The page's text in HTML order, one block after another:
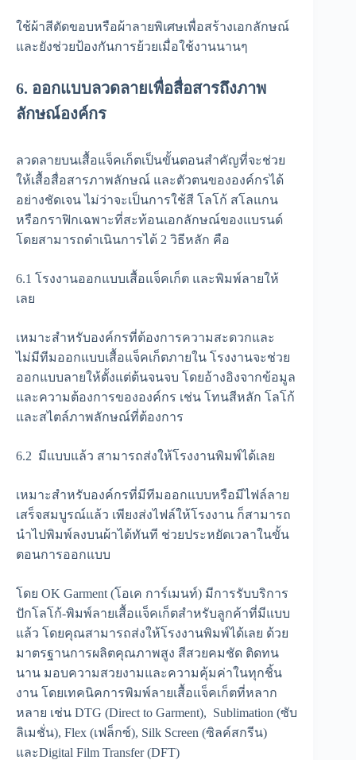
ใช้ผ้าสีตัดขอบหรือผ้าลายพิเศษเพื่อสร้างเอกลักษณ์
และยังช่วยป้องกันการย้วยเมื่อใช้งานนานๆ
6. ออกแบบลวดลายเพื่อสื่อสารถึงภาพ
ลักษณ์องค์กร
ลวดลายบนเสื้อแจ็คเก็ตเป็นขั้นตอนสำคัญที่จะช่วย
ให้เสื้อสื่อสารภาพลักษณ์ และตัวตนขององค์กรได้
อย่างชัดเจน ไม่ว่าจะเป็นการใช้สี โลโก้ สโลแกน
หรือกราฟิกเฉพาะที่สะท้อนเอกลักษณ์ของแบรนด์
โดยสามารถดำเนินการได้ 2 วิธีหลัก คือ
6.1 โรงงานออกแบบเสื้อแจ็คเก็ต และพิมพ์ลายให้
เลย
เหมาะสำหรับองค์กรที่ต้องการความสะดวกและ
ไม่มีทีมออกแบบเสื้อแจ็คเก็ตภายใน โรงงานจะช่วย
ออกแบบลายให้ตั้งแต่ต้นจนจบ โดยอ้างอิงจากข้อมูล
และความต้องการขององค์กร เช่น โทนสีหลัก โลโก้
และสไตล์ภาพลักษณ์ที่ต้องการ
6.2 มีแบบแล้ว สามารถส่งให้โรงงานพิมพ์ได้เลย
เหมาะสำหรับองค์กรที่มีทีมออกแบบหรือมีไฟล์ลาย
เสร็จสมบูรณ์แล้ว เพียงส่งไฟล์ให้โรงงาน ก็สามารถ
นำไปพิมพ์ลงบนผ้าได้ทันที ช่วยประหยัดเวลาในขั้น
ตอนการออกแบบ
โดย OK Garment (โอเค การ์เมนท์) มีการรับบริการ
ปักโลโก้-พิมพ์ลายเสื้อแจ็คเก็ตสำหรับลูกค้าที่มีแบบ
แล้ว โดยคุณสามารถส่งให้โรงงานพิมพ์ได้เลย ด้วย
มาตรฐานการผลิตคุณภาพสูง สีสวยคมชัด ติดทน
นาน มอบความสวยงามและความคุ้มค่าในทุกชิ้น
งาน โดยเทคนิคการพิมพ์ลายเสื้อแจ็คเก็ตที่หลาก
หลาย เช่น DTG (Direct to Garment), Sublimation (ซับ
ลิเมชั่น), Flex (เฟล็กซ์), Silk Screen (ซิลค์สกรีน)
และDigital Film Transfer (DFT)